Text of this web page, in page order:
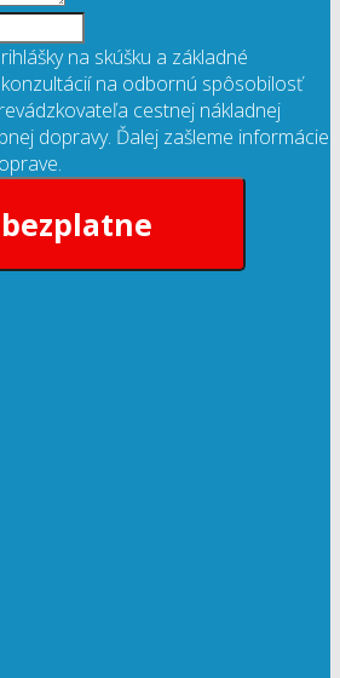
na skúšku a základné
na odbornú spôsobilosť
cestnej nákladnej
dopravy. Ďalej zašleme informácie